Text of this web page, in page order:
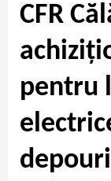
CFR
pentru